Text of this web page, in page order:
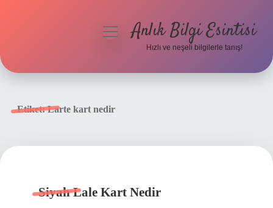
menüyüAnlık Bilgi Esintisi
Hızlı ve neşeli bilgilerle tanış!
Etiket:Larte kart nedir
Siyah Lale Kart Nedir